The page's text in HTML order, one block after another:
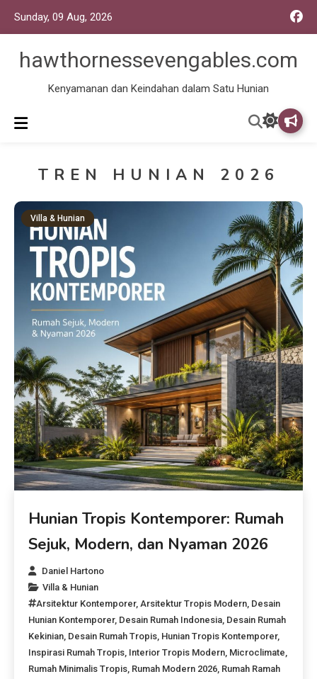
Sunday, 09 Aug, 2026
hawthornessevengables.com
Kenyamanan dan Keindahan dalam Satu Hunian
TREN HUNIAN 2026
Villa & Hunian
Hunian Tropis Kontemporer: Rumah
Sejuk, Modern, dan Nyaman 2026
Daniel Hartono
Villa & Hunian
Arsitektur Kontemporer,Arsitektur Tropis Modern, Desain
Hunian Kontemporer, Desain Rumah Indonesia, Desain Rumah
Kekinian, Desain Rumah Tropis, Hunian Tropis Kontemporer,
Inspirasi Rumah Tropis, Interior Tropis Modern, Microclimate,
Rumah Minimalis Tropis, Rumah Modern 2026, Rumah Ramah